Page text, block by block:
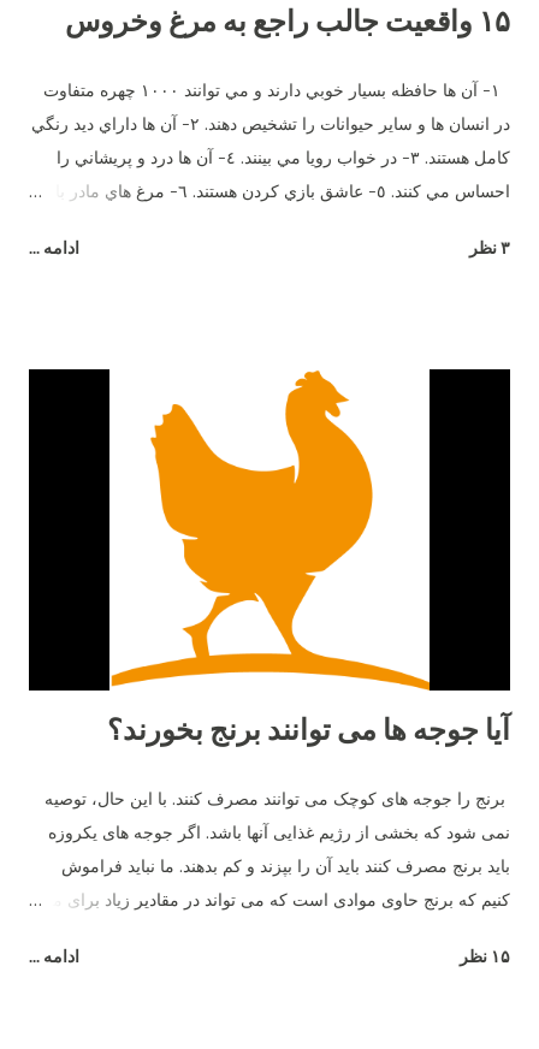
۱۵ واقعیت جالب راجع به مرغ وخروس
١- آن ها حافظه بسيار خوبي دارند و مي توانند ١٠٠٠ چهره متفاوت
در انسان ها و ساير حيوانات را تشخيص دهند. ٢- آن ها داراي ديد رنگي
كامل هستند. ٣- در خواب رويا مي بينند. ٤- آن ها درد و پريشاني را
احساس مي كنند. ٥- عاشق بازي كردن هستند. ٦- مرغ هاي مادر با
بيش از ٣٠ صداي مختلف دارند. هر صداي معني ويژه اي و زبان
وقتي مضطرب مي شوند پَر هايشان مي ريزد. ١٢- نوك آن ها در
صورت جراحت خونريزي مي كند. ١٣- خروس براي جلب توجه مرغ
ميرقصد. ١٤- مرغ هاي مادر معلمان خوبي هستند. آن ها مي توانند به
جوجه هاي خود بياموزند چه چيزهايي براي خوردن خوب و يا بد است و
از بعضي دانه هايي كه رنگ هايشان را مي شناسند و براي آن ها بد
است دوري كنند. ١٥- بهترين دوست آن ها حمام خاك است. آن ها
۳ نظر ادامه ...
آیا جوجه ها می توانند برنج بخورند؟
برنج را جوجه های کوچک می توانند مصرف کنند. با این حال، توصیه
نمی شود که بخشی از رژیم غذایی آنها باشد. اگر جوجه های یکروزه
باید برنج مصرف کنند باید آن را بپزند و کم بدهند. ما نباید فراموش
کنیم که برنج حاوی موادی است که می تواند در مقادیر زیاد برای مرغ
۱۵ نظر ادامه ...